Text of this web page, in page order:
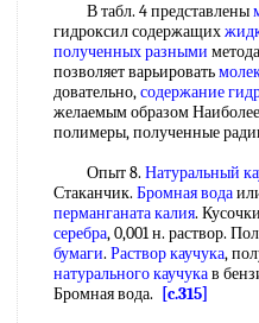
В табл. 4 представлены
гидроксил содержащих
полученных разными
позволяет варьировать
довательно,содержание
желаемым образом
полимеры, полученные
Опыт 8. Натуральный
Стаканчик. Бромная вода
перманганата калия.
серебра, 0,001 н. раствор.
бумаги. Раствор каучука,
натурального каучукав
Бромная вода.
[c.315]